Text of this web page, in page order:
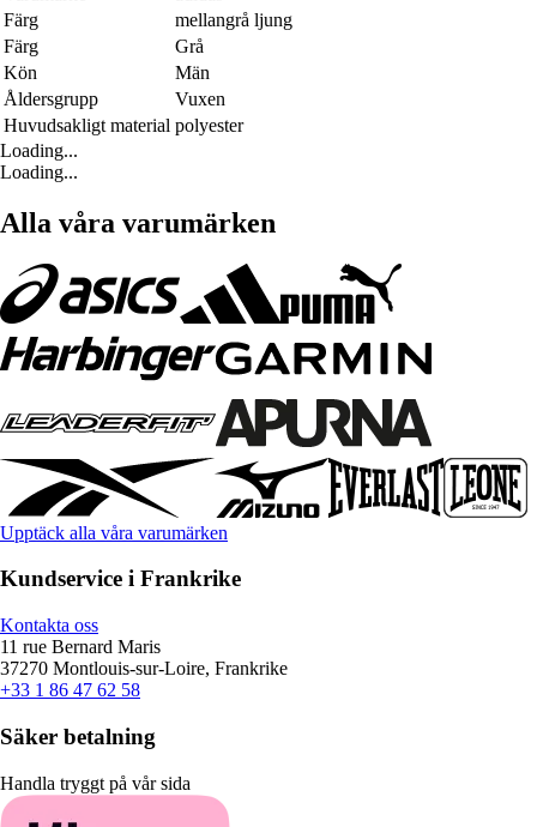
Färg
mellangrå ljung
Färg
Grå
Kön
Män
Åldersgrupp
Vuxen
Huvudsakligt material polyester
Loading...
Loading...
Alla våra varumärken
Upptäck alla våra varumärken
Kundservice i Frankrike
Kontakta oss
11 rue Bernard Maris
37270 Montlouis-sur-Loire, Frankrike
+33 1 86 47 62 58
Säker betalning
Handla tryggt på vår sida